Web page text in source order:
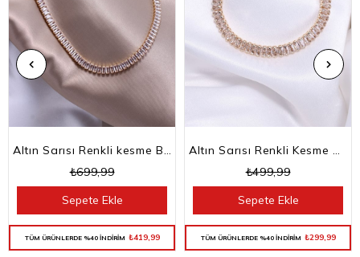
Altın Sarısı Renkli kesme Baget Taşlı Su Yolu Choker Kolye
₺699,99
TÜM ÜRÜNLERDE %40 İNDİRİM ₺419,99
Sepete Ekle
Altın Sarısı Renkli Kesme Baget Taşlı Su Yolu Bileklik
₺499,99
TÜM ÜRÜNLERDE %40 İNDİRİM ₺299,99
Sepete Ekle